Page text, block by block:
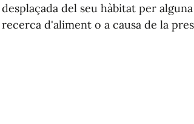
desplaçada del seu hàbitat per
recerca d'aliment o a causa de la